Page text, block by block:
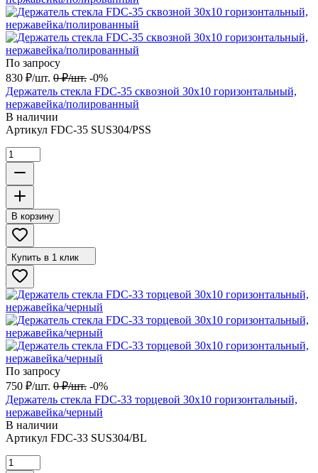
По запросу
830 ₽/шт. 0 ₽/шт. -0%
Держатель стекла FDC-35 сквозной 30х10 горизонтальный,
нержавейка/полированный
В наличии
Артикул FDC-35 SUS304/PSS
В корзину
Купить в 1 клик
По запросу
750 ₽/шт. 0 ₽/шт. -0%
Держатель стекла FDC-33 торцевой 30х10 горизонтальный,
нержавейка/черный
В наличии
Артикул FDC-33 SUS304/BL